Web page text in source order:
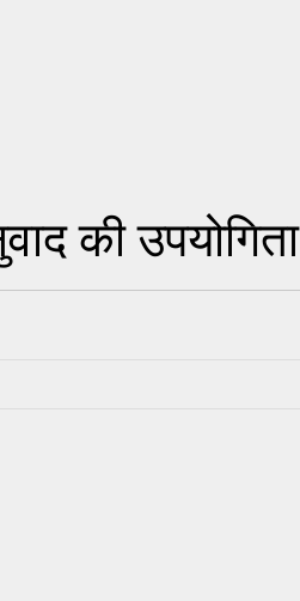
की उपयोगिता